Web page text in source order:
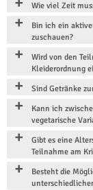
Wie viel Zeit
Bin ich ein
zuschauen?
Wird von den
Kleiderordnung
Sind Getränke
Kann ich
vegetarische
Gibt es eine
Teilnahme am
Besteht die